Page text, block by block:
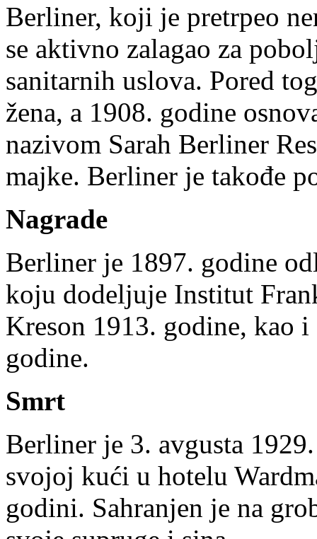
Berliner, koji je pretrpeo
se aktivno zalagao za
sanitarnih uslova. Pored
žena, a 1908. godine
nazivom Sarah Berliner
majke. Berliner je takođe
Nagrade
Berliner je 1897. godine
koju dodeljuje Institut
Kreson 1913. godine, kao
godine.
Smrt
Berliner je 3. avgusta
svojoj kući u hotelu
godini. Sahranjen je na